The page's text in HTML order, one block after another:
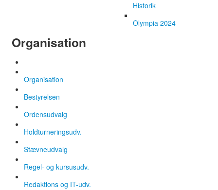
Historik
Olympia 2024
Organisation
Organisation
Bestyrelsen
Ordensudvalg
Holdturneringsudv.
Stævneudvalg
Regel- og kursusudv.
Redaktions og IT-udv.